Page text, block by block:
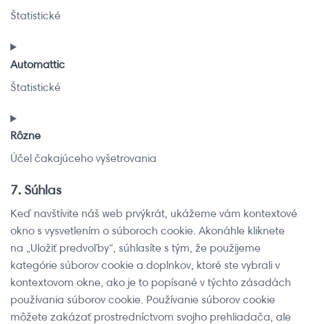
google-
Štatistické
Consent
to
pixelyoursite
Automattic
Štatistické
Consent
to
automattic
Rôzne
Účel čakajúceho vyšetrovania
Consent
service
rôzne
7. Súhlas
Keď navštívite náš web prvýkrát, ukážeme vám kontextové
okno s vysvetlením o súboroch cookie. Akonáhle kliknete
na „Uložiť predvoľby“, súhlasíte s tým, že použijeme
kategórie súborov cookie a doplnkov, ktoré ste vybrali v
kontextovom okne, ako je to popísané v týchto zásadách
používania súborov cookie. Používanie súborov cookie
môžete zakázať prostredníctvom svojho prehliadača, ale